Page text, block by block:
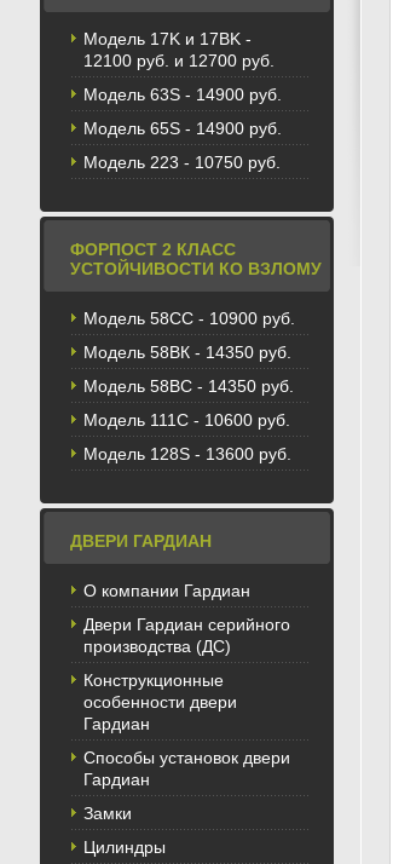
Модель 17K и 17BK -
12100 руб. и 12700 руб.
Модель 63S - 14900 руб.
Модель 65S - 14900 руб.
Модель 223 - 10750 руб.
ФОРПОСТ 2 КЛАСС
УСТОЙЧИВОСТИ КО ВЗЛОМУ
Модель 58CС - 10900 руб.
Модель 58BК - 14350 руб.
Модель 58ВС - 14350 руб.
Модель 111С - 10600 руб.
Модель 128S - 13600 руб.
ДВЕРИ ГАРДИАН
О компании Гардиан
Двери Гардиан серийного
производства (ДС)
Конструкционные
особенности двери
Гардиан
Способы установок двери
Гардиан
Замки
Цилиндры